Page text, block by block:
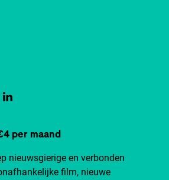
per maand
nieuwsgierige en verbonden
film, nieuwe